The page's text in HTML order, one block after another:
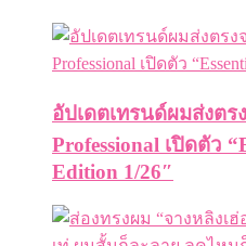
อัปเดตเทรนด์ผมส่งต
Professional เปิดตัว
Edition 1/26″